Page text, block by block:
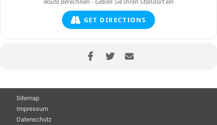
GET DIRECTIONS
Sitemap
Impressum
Datenschutz